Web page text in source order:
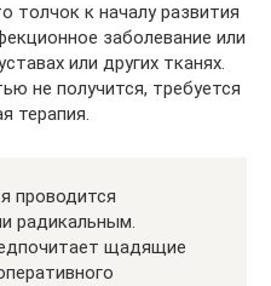
толчок к началу развития
заболевание или
или других тканях.
не получится, требуется
терапия.
проводится
радикальным.
щадящие